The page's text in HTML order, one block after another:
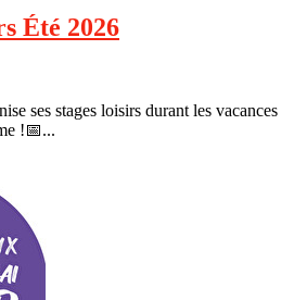
Été 2026
ses stages loisirs durant les vacances
!📅...